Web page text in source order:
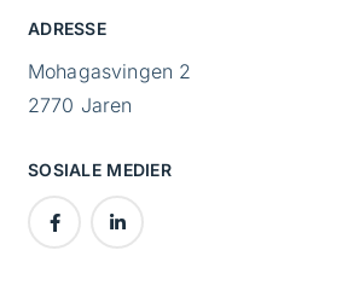
ADRESSE
Mohagasvingen 2
2770 Jaren
SOSIALE MEDIER